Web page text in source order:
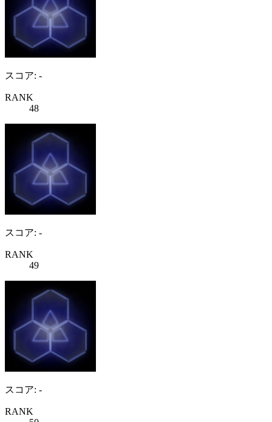
スコア: -
RANK
48
スコア: -
RANK
49
スコア: -
RANK